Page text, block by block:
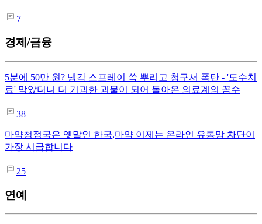
7
경제/금융
5분에 50만 원? 냉각 스프레이 쓱 뿌리고 청구서 폭탄 - '도수치
료' 막았더니 더 기괴한 괴물이 되어 돌아온 의료계의 꼼수
38
마약청정국은 옛말인 한국,마약 이제는 온라인 유통망 차단이
가장 시급합니다
25
연예